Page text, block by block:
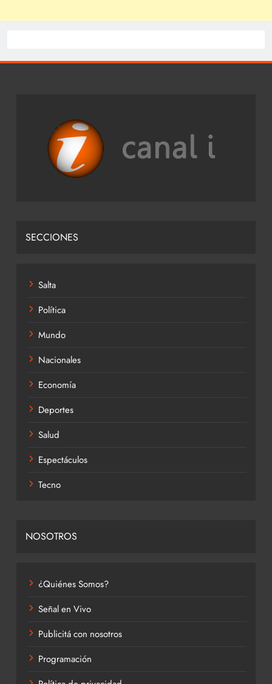
SECCIONES
Salta
Política
Mundo
Nacionales
Economía
Deportes
Salud
Espectáculos
Tecno
NOSOTROS
¿Quiénes Somos?
Señal en Vivo
Publicitá con nosotros
Programación